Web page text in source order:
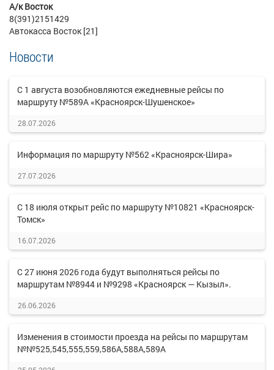
А/к Восток
8(391)2151429
Автокасса Восток [21]
Новости
С 1 августа возобновляются ежедневные рейсы по
маршруту №589А «Красноярск-Шушенское»
28.07.2026
Информация по маршруту №562 «Красноярск-Шира»
27.07.2026
С 18 июля открыт рейс по маршруту №10821 «Красноярск-
Томск»
16.07.2026
С 27 июня 2026 года будут выполняться рейсы по
маршрутам №8944 и №9298 «Красноярск — Кызыл».
26.06.2026
Изменения в стоимости проезда на рейсы по маршрутам
№№525,545,555,559,586А,588А,589А